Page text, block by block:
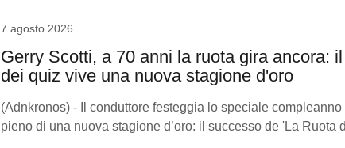
7 agosto 2026
Gerry Scotti, a 70 anni la ruota gira ancora:
dei quiz vive una nuova stagione d'oro
(Adnkronos) - Il conduttore festeggia lo speciale compleanno
pieno di una nuova stagione d’oro: il successo de 'La Ruota